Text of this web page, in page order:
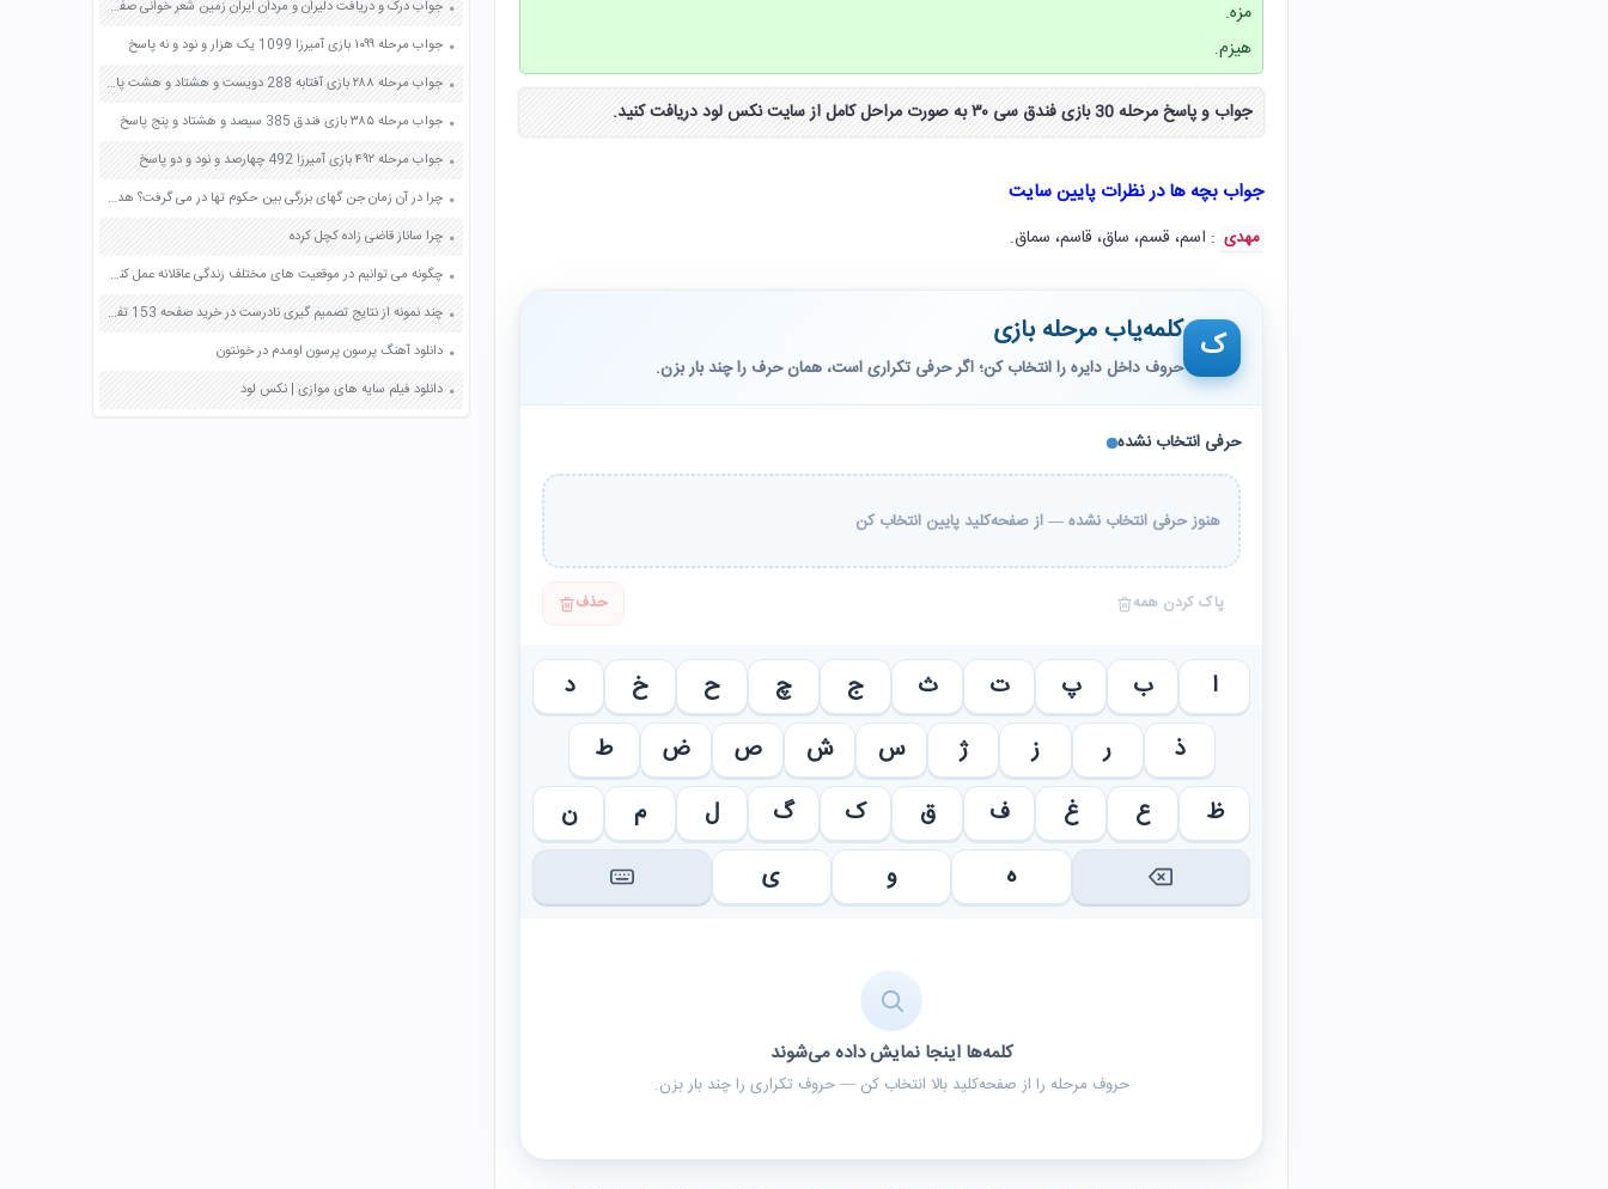
مزه.
هیزم.
جواب و پاسخ مرحله 30 بازی فندق سی ۳۰ به صورت مراحل کامل از سایت نکس لود دریافت کنید.
جواب بچه ها در نظرات پایین سایت
مهدی : اسم، قسم، ساق، قاسم، سماق.
ک کلمه‌یاب مرحله بازی
حروف داخل دایره را انتخاب کن؛ اگر حرفی تکراری است، همان حرف را چند بار بزن.
حرفی انتخاب نشده
هنوز حرفی انتخاب نشده — از صفحه‌کلید پایین انتخاب کن
پاک کردن همه حذف
ا ب پ ت ث ج چ ح خ
د
ذ
ر ز ژ س ش ص ض
ط
ظ
ع غ ف ق ک گ ل م
ن
ه
و ی
کلمه‌ها اینجا نمایش داده می‌شوند
حروف مرحله را از صفحه‌کلید بالا انتخاب کن — حروف تکراری را چند بار بزن.
جواب درک و دریافت دلیران و مردان ایران زمین شعر خوانی صفحه 109 فارسی دهم
جواب مرحله ۱۰۹۹ بازی آمیرزا 1099 یک هزار و نود و نه پاسخ
جواب مرحله ۲۸۸ بازی آفتابه 288 دویست و هشتاد و هشت پاسخ
جواب مرحله ۳۸۵ بازی فندق 385 سیصد و هشتاد و پنج پاسخ
جواب مرحله ۴۹۲ بازی آمیرزا 492 چهارصد و نود و دو پاسخ
چرا در آن زمان جن گهای بزرگی بین حکوم تها در می گرفت؟ هدف از لشکرکشی ها چه بود؟ به نظر شما هدف از جنگ ها و لشکرکشی ها در جهان امروز چیست؟ صفحه 128 پیام های آسمان هفتم
چرا ساناز قاضی زاده کچل کرده
چگونه می توانیم در موقعیت های مختلف زندگی عاقلانه عمل کنیم صفحه 12 تفکر و سبک زندگی هفتم
چند نمونه از نتایج تصمیم گیری نادرست در خرید صفحه 153 تفکر و سبک زندگی هشتم
دانلود آهنگ پرسون پرسون اومدم در خونتون
دانلود فیلم سایه های موازی | نکس لود